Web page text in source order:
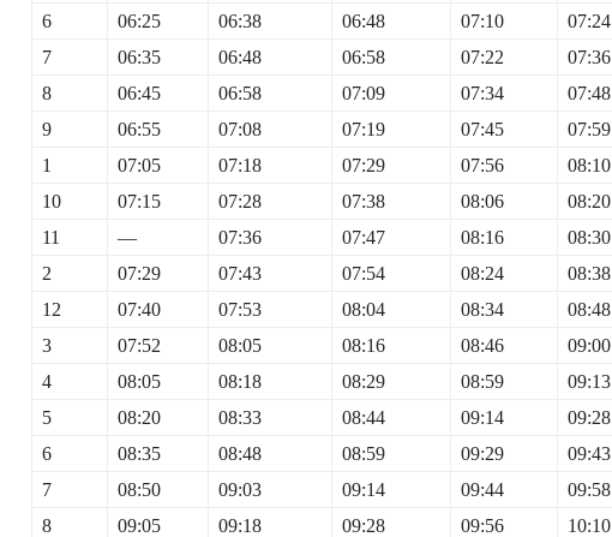
6
06:25 06:38 06:48 07:10 07:24
7
06:35 06:48 06:58 07:22 07:36
8
06:45 06:58 07:09 07:34 07:48
9
06:55 07:08 07:19 07:45 07:59
1
07:05 07:18 07:29 07:56 08:10
10
07:15 07:28 07:38 08:06 08:20
11
— 07:36 07:47 08:16 08:30
2
07:29 07:43 07:54 08:24 08:38
12
07:40 07:53 08:04 08:34 08:48
3
07:52 08:05 08:16 08:46 09:00
4
08:05 08:18 08:29 08:59 09:13
5
08:20 08:33 08:44 09:14 09:28
6
08:35 08:48 08:59 09:29 09:43
7
08:50 09:03 09:14 09:44 09:58
8
09:05 09:18 09:28 09:56 10:10